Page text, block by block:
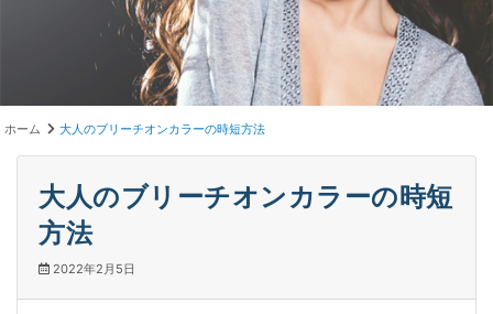
ホーム 大人のブリーチオンカラーの時短方法
大人のブリーチオンカラーの時短
方法
2022年2月5日